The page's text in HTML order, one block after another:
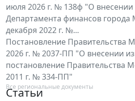
июля 2026 г. № 138ф "О
Департамента финансов города
декабря 2022 г. №...
Постановление Правительства
2026 г. № 2037-ПП "О внесении
постановление Правительства
2011 г. № 334-ПП"
Все региональные документы
Статьи